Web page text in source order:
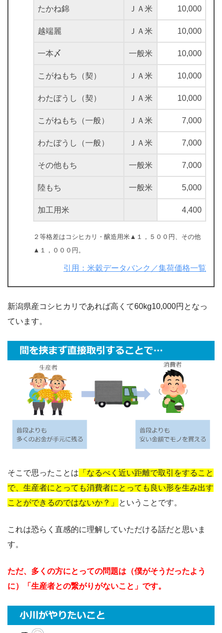
たかね錦 ＪＡ米 10,000
越端麗 ＪＡ米 10,000
一本〆 一般米 10,000
こがねもち（契） ＪＡ米 10,000
わたぼうし（契） ＪＡ米 10,000
こがねもち（一般） ＪＡ米 7,000
わたぼうし（一般） ＪＡ米 7,000
その他もち 一般米 7,000
陸もち 一般米 5,000
加工用米 4,400
２等格差はコシヒカリ・醸造用米▲１，５００円、その他
▲１，０００円。
引用：米穀データバンク／集荷価格一覧
新潟県産コシヒカリであれば高くて60kg10,000円となっ
ています。
そこで思ったことは 「なるべく近い距離で取引をすること
で、生産者にとっても消費者にとっても良い形を生み出す
ことができるのではないか？」
ということです。
これは恐らく直感的に理解していただける話だと思いま
す。
ただ、多くの方にとっての問題は（僕がそうだったよう
に）「生産者との繋がりがないこと」です。